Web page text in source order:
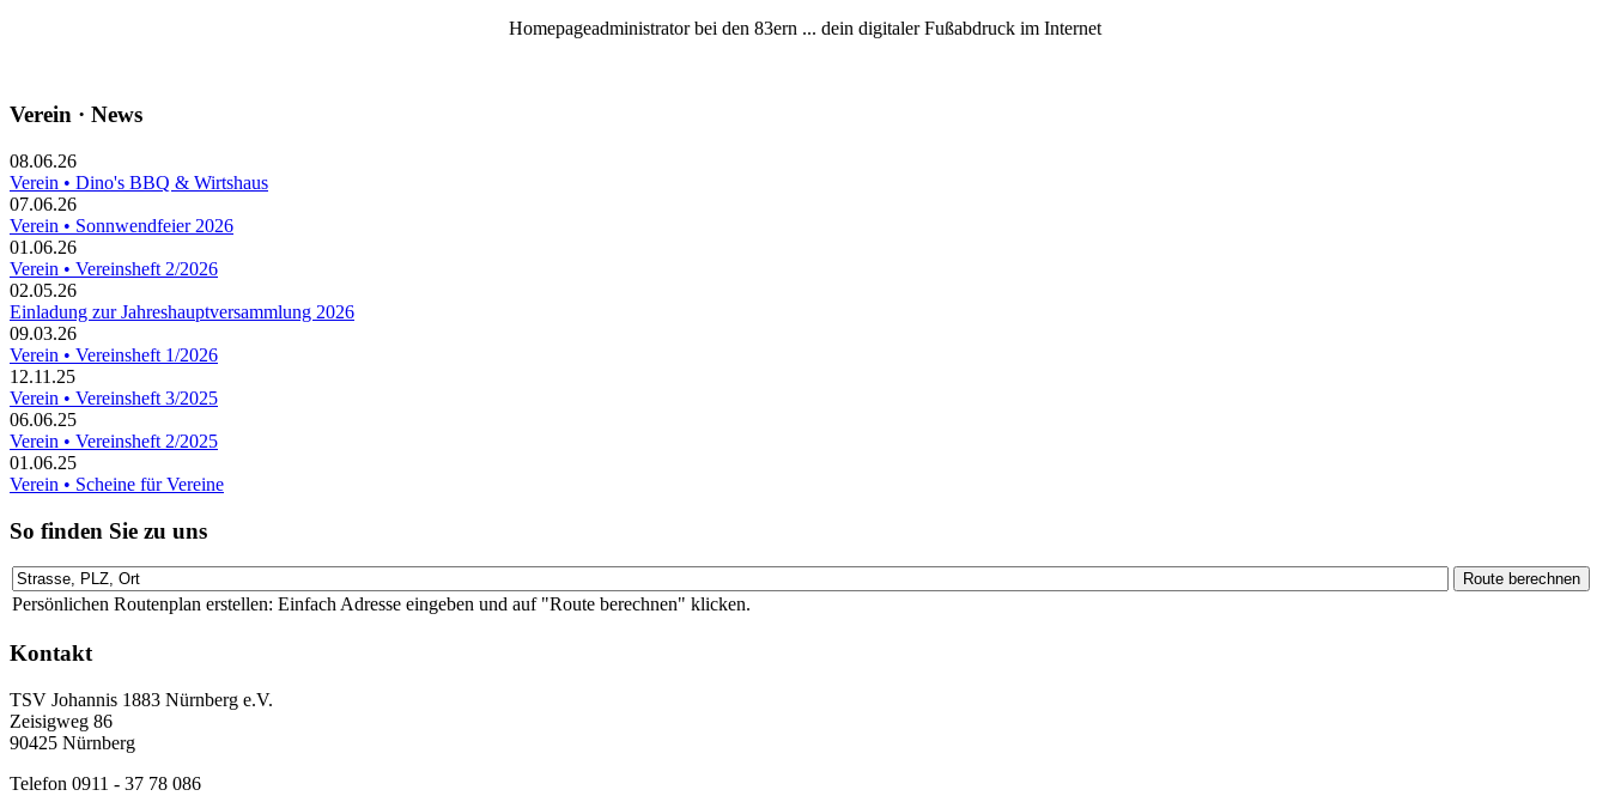
Homepageadministrator bei den 83ern ... dein digitaler Fußabdruck im Internet
Verein · News
08.06.26
Verein • Dino's BBQ & Wirtshaus
07.06.26
Verein • Sonnwendfeier 2026
01.06.26
Verein • Vereinsheft 2/2026
02.05.26
Einladung zur Jahreshauptversammlung 2026
09.03.26
Verein • Vereinsheft 1/2026
12.11.25
Verein • Vereinsheft 3/2025
06.06.25
Verein • Vereinsheft 2/2025
01.06.25
Verein • Scheine für Vereine
So finden Sie zu uns
Persönlichen Routenplan erstellen: Einfach Adresse eingeben und auf "Route berechnen" klicken.
Kontakt
TSV Johannis 1883 Nürnberg e.V.
Zeisigweg 86
90425 Nürnberg
Telefon 0911 - 37 78 086